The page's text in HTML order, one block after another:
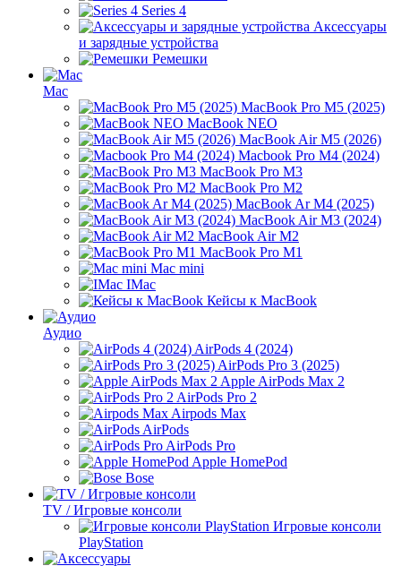
Series 4
Аксессуары
и зарядные устройства
Ремешки
Mac
MacBook Pro M5 (2025)
MacBook NEO
MacBook Air M5 (2026)
Macbook Pro M4 (2024)
MacBook Pro M3
MacBook Pro M2
MacBook Ar M4 (2025)
MacBook Air M3 (2024)
MacBook Air M2
MacBook Pro M1
Mac mini
IMac
Кейсы к MacBook
Аудио
AirPods 4 (2024)
AirPods Pro 3 (2025)
Apple AirPods Max 2
AirPods Pro 2
Airpods Max
AirPods
AirPods Pro
Apple HomePod
Bose
TV / Игровые консоли
Игровые консоли
PlayStation